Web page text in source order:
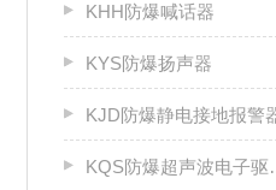
KHH防爆喊话器
KYS防爆扬声器
KJD防爆静电接地报警
KQS防爆超声波电子驱鼠器